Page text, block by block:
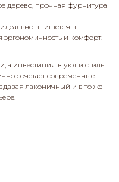
дерево, прочная фурнитура
впишется в
эргономичность и комфорт.
а инвестиция в уют и стиль.
сочетает современные
лаконичный и в то же